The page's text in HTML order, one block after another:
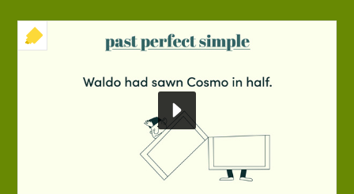
+ INTERAKTIVE ÜBUNG